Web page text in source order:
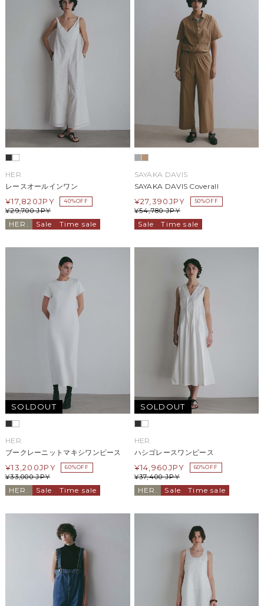
HER.
レースオールインワン
¥29,700 JPY
¥17,820JPY 40%OFF
HER. Sale Time sale
SAYAKA DAVIS
SAYAKA DAVIS Coverall
¥54,780 JPY
¥27,390JPY 50%OFF
Sale Time sale
SOLDOUT
HER.
ブークレーニットマキシワンピース
¥33,000 JPY
¥13,200JPY 60%OFF
HER. Sale Time sale
SOLDOUT
HER.
ハシゴレースワンピース
¥37,400 JPY
¥14,960JPY 60%OFF
HER. Sale Time sale